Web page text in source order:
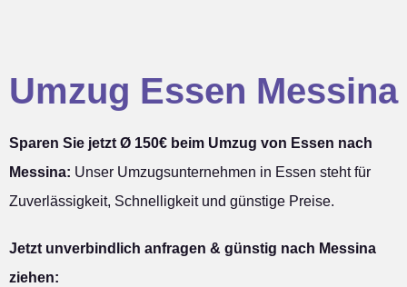
Umzug Essen Messina
Sparen Sie jetzt Ø 150€ beim Umzug von Essen nach
Messina: Unser Umzugsunternehmen in Essen steht für
Zuverlässigkeit, Schnelligkeit und günstige Preise.
Jetzt unverbindlich anfragen & günstig nach Messina
ziehen: